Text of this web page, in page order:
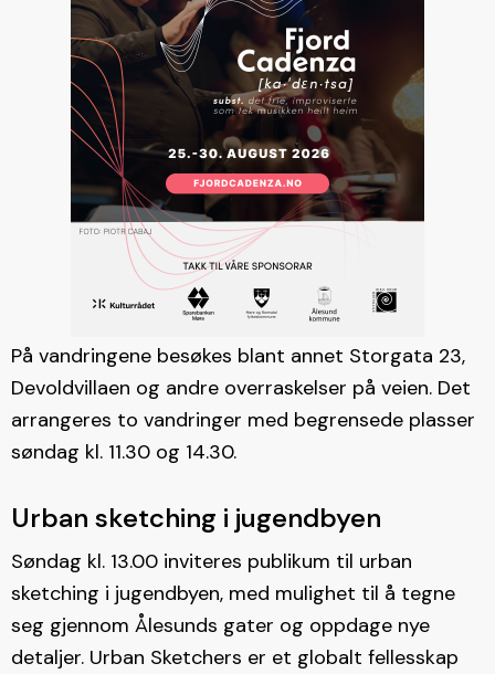
På vandringene besøkes blant annet Storgata 23,
Devoldvillaen og andre overraskelser på veien. Det
arrangeres to vandringer med begrensede plasser
søndag kl. 11.30 og 14.30.
Urban sketching i jugendbyen
Søndag kl. 13.00 inviteres publikum til urban
sketching i jugendbyen, med mulighet til å tegne
seg gjennom Ålesunds gater og oppdage nye
detaljer. Urban Sketchers er et globalt fellesskap